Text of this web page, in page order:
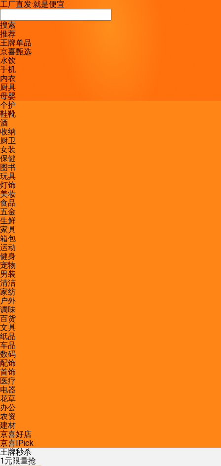
工厂直发·就是便宜
搜索
推荐
王牌单品
京喜甄选
水饮
手机
内衣
厨具
母婴
个护
鞋靴
酒
收纳
厨卫
女装
保健
图书
玩具
灯饰
美妆
食品
五金
生鲜
家具
箱包
运动
健身
宠物
男装
清洁
家纺
户外
调味
百货
文具
纸品
车品
数码
配饰
首饰
医疗
电器
花草
办公
农资
建材
京喜好店
京喜IPick
王牌秒杀
1元限量抢